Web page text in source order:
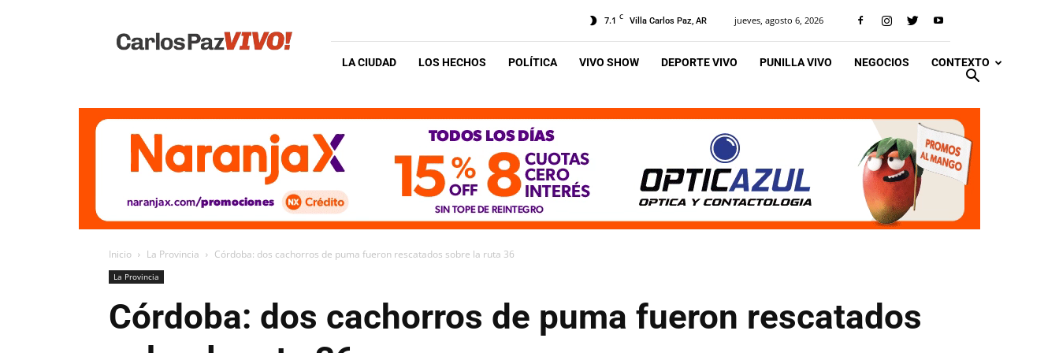
Vivo
7.1 C Villa Carlos Paz, AR jueves, agosto 6, 2026
LA CIUDAD LOS HECHOS POLÍTICA VIVO SHOW DEPORTE VIVO PUNILLA VIVO NEGOCIOS CONTEXTO
Inicio La Provincia Córdoba: dos cachorros de puma fueron rescatados sobre la ruta 36
La Provincia
Córdoba: dos cachorros de puma fueron rescatados